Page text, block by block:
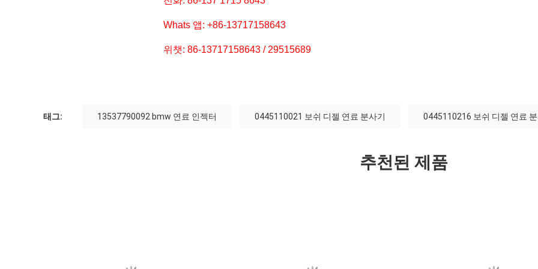
Whats 앱: +86-13717158643
위챗: 86-13717158643 / 29515689
태그: 13537790092 bmw 연료 인젝터 0445110021 보쉬 디젤 연료 분사기 0445110216 보쉬 디젤 연료
추천된 제품